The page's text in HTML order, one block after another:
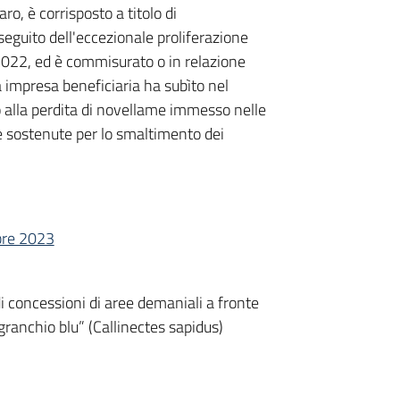
è corrisposto a titolo di
dell'eccezionale proliferazione
ed è commisurato o in relazione
beneficiaria ha subìto nel
perdita di novellame immesso nelle
sostenute per lo smaltimento dei
2023
di aree demaniali a fronte
blu” (Callinectes sapidus)